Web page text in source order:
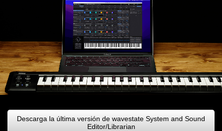
Descarga la última versión de wavestate System and Sound
Editor/Librarian